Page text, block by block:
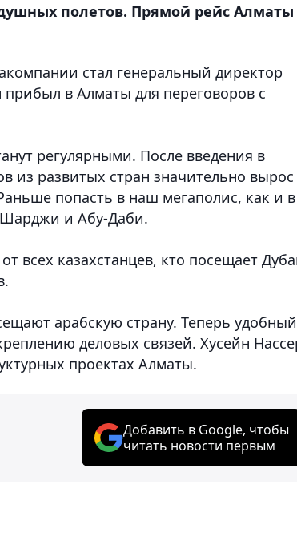
полетов. Прямой рейс Алматы
стал генеральный директор
в Алматы для переговоров с
регулярными. После введения в
из развитых стран значительно вырос
попасть в наш мегаполис, как и в
и Абу-Даби.
всех казахстанцев, кто посещает
арабскую страну. Теперь удобный
деловых связей. Хусейн
проектах Алматы.
Добавить в Google, чтобы
читать новости первым